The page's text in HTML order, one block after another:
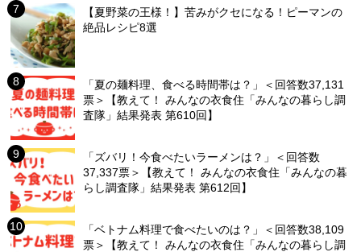
【夏野菜の王様！】苦みがクセになる！ピーマンの
絶品レシピ8選
「夏の麺料理、食べる時間帯は？」＜回答数37,131
票＞【教えて！ みんなの衣食住「みんなの暮らし調
査隊」結果発表 第610回】
「ズバリ！今食べたいラーメンは？」＜回答数
37,337票＞【教えて！ みんなの衣食住「みんなの暮
らし調査隊」結果発表 第612回】
「ベトナム料理で食べたいのは？」＜回答数38,109
票＞【教えて！ みんなの衣食住「みんなの暮らし調